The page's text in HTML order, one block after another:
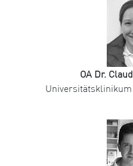
OA Dr.